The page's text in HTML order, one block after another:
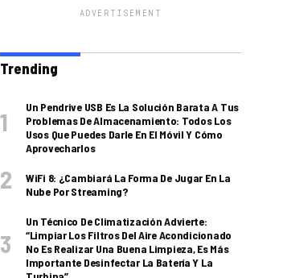
ADVERTISEMENT
Trending
Un Pendrive USB Es La Solución Barata A Tus
Problemas De Almacenamiento: Todos Los
Usos Que Puedes Darle En El Móvil Y Cómo
Aprovecharlos
WiFi 8: ¿cambiará La Forma De Jugar En La
Nube Por Streaming?
Un Técnico De Climatización Advierte:
“Limpiar Los Filtros Del Aire Acondicionado
No Es Realizar Una Buena Limpieza, Es Más
Importante Desinfectar La Batería Y La